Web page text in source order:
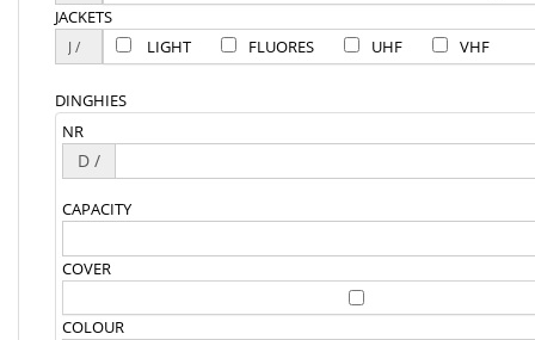
JACKETS
LIGHT
FLUORES UHF VHF
DINGHIES
NR
D /
CAPACITY
COVER
COLOUR